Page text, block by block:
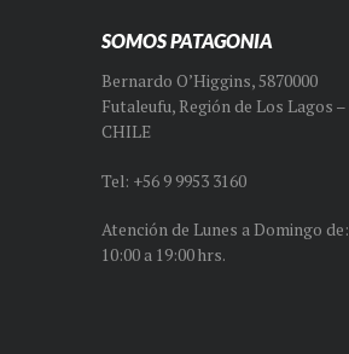
SOMOS PATAGONIA
Bernardo O’Higgins, 5870000
Futaleufu, Región de Los Lagos –
CHILE
Tel: +56 9 9953 3160
Atención de Lunes a Domingo de:
10:00 a 19:00 hrs.